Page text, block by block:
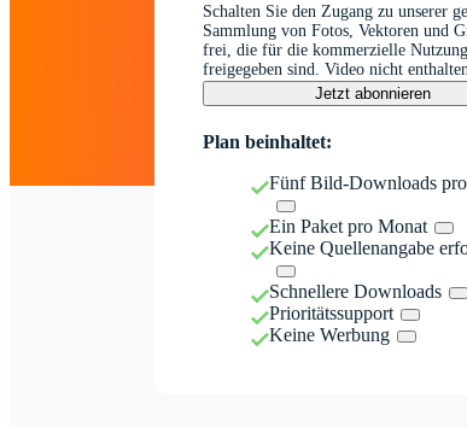
Schalten Sie den Zugang zu unserer
Sammlung von Fotos, Vektoren und
frei, die für die kommerzielle Nutzung
freigegeben sind. Video nicht enthalten.
Jetzt abonnieren
Plan beinhaltet:
Fünf Bild-Downloads
Ein Paket pro Monat
Keine Quellenangabe
Schnellere Downloads
Prioritätssupport
Keine Werbung